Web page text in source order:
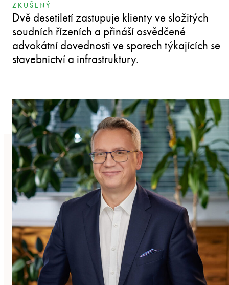
ZKUŠENÝ
Dvě desetiletí zastupuje klienty ve složitých
soudních řízeních a přináší osvědčené
advokátní dovednosti ve sporech týkajících se
stavebnictví a infrastruktury.